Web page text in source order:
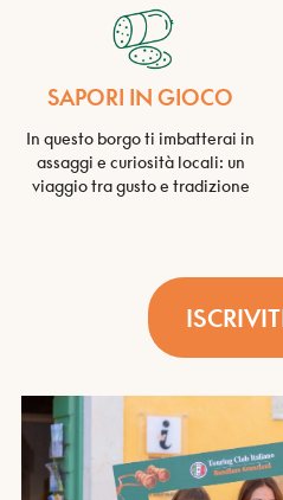
SAPORI IN GIOCO
In questo borgo ti imbatterai in
assaggi e curiosità locali: un
viaggio tra gusto e tradizione